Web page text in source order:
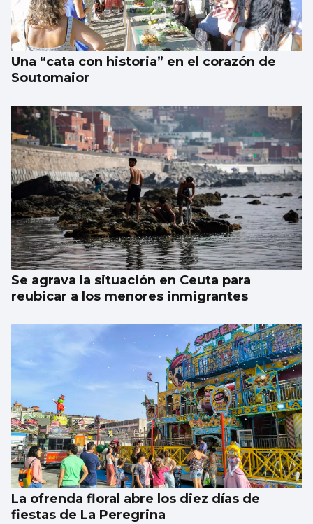
Jeremy Irons en Vigo: “Es mi primera vez
pero no la última”
Una “cata con historia” en el corazón de
Soutomaior
Se agrava la situación en Ceuta para
reubicar a los menores inmigrantes
La ofrenda floral abre los diez días de
fiestas de La Peregrina